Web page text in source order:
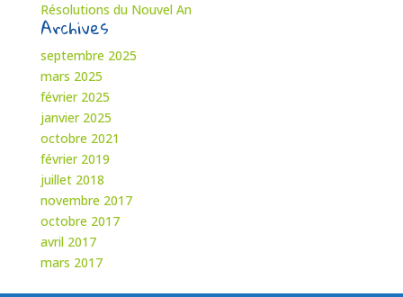
Résolutions du Nouvel An
Archives
septembre 2025
mars 2025
février 2025
janvier 2025
octobre 2021
février 2019
juillet 2018
novembre 2017
octobre 2017
avril 2017
mars 2017